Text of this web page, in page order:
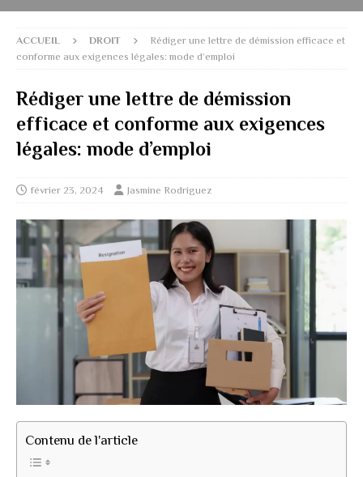
ACCUEIL DROIT
Rédiger une lettre de démission efficace et
conforme aux exigences légales: mode d’emploi
Rédiger une lettre de démission
efficace et conforme aux exigences
légales: mode d’emploi
février 23, 2024 Jasmine Rodriguez
Contenu de l'article